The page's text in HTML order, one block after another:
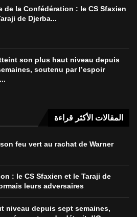
de la Confédération : le CS Sfaxien
de Djerba...
son plus haut niveau depuis
soutenu par l’espoir
المقالات الأكثر قراءة
feu vert au rachat de Warner
: le CS Sfaxien et le Taraji de
leurs adversaires
niveau depuis sept semaines,